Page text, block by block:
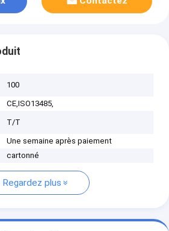
100
CE,ISO13485,
T/T
Une semaine après paiement
cartonné
Regardez plus